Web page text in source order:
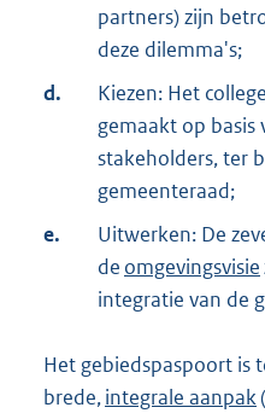
partners) zijn
deze dilemma's;
d.
Kiezen: Het
gemaakt op basis
stakeholders, ter
gemeenteraad;
e.
Uitwerken: De
de omgevingsvisie
integratie van de
Het gebiedspaspoort is
brede,integrale aanpak